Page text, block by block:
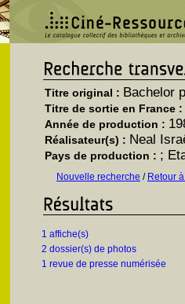
Titre original : Bachelor
Titre de sortie en France :
Année de production :
Réalisateur(s) : Neal
Pays de production : ;
Nouvelle recherche / Retour
1 affiche(s)
2 dossier(s) de photos
1 revue de presse numérisée